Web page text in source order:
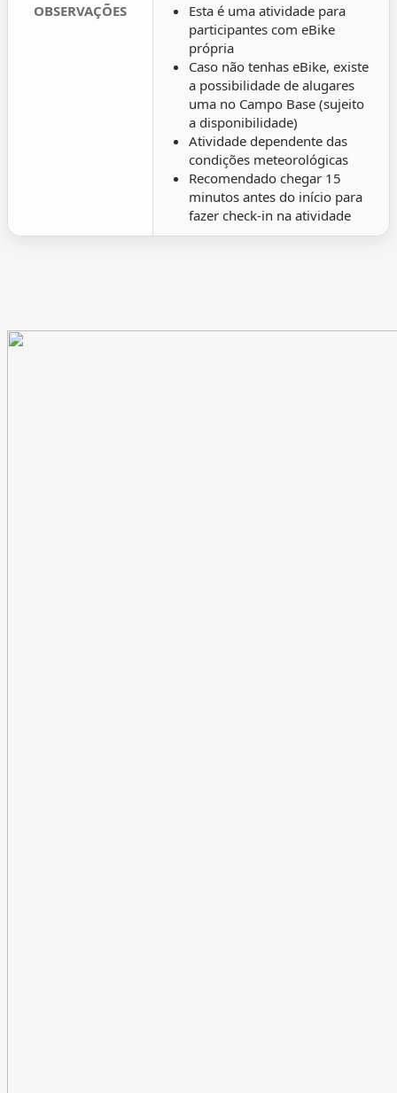
OBSERVAÇÕES
Esta é uma atividade para
participantes com eBike
própria
Caso não tenhas eBike, existe
a possibilidade de alugares
uma no Campo Base (sujeito
a disponibilidade)
Atividade dependente das
condições meteorológicas
Recomendado chegar 15
minutos antes do início para
fazer check-in na atividade